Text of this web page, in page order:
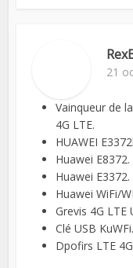
21
Vainqueur de
4G LTE.
HUAWEI
Huawei E8372.
Huawei E3372.
Huawei WiFi/
Grevis 4G LTE
Clé USB KuWFi.
Dpofirs LTE